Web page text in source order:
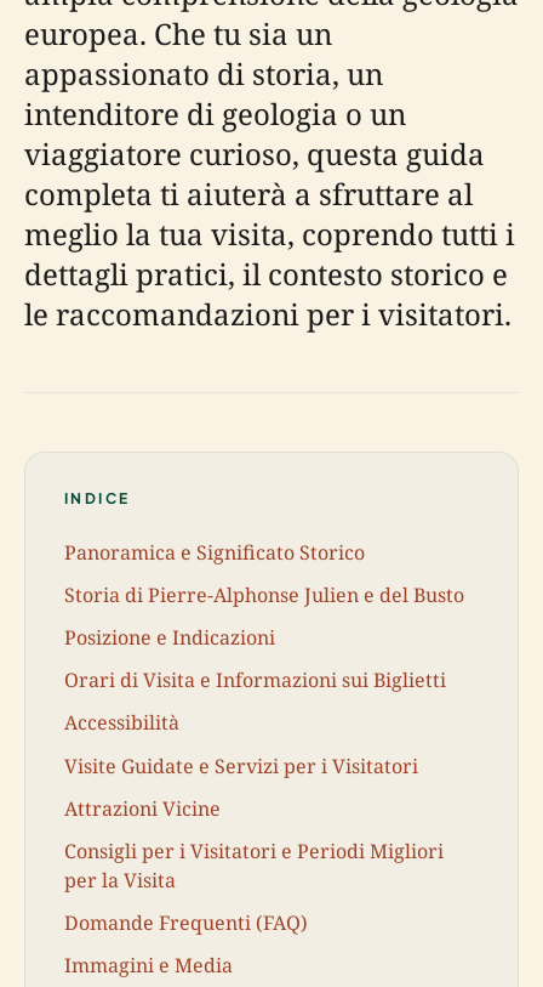
europea. Che tu sia un
appassionato di storia, un
intenditore di geologia o un
viaggiatore curioso, questa guida
completa ti aiuterà a sfruttare al
meglio la tua visita, coprendo tutti i
dettagli pratici, il contesto storico e
le raccomandazioni per i visitatori.
INDICE
Panoramica e Significato Storico
Storia di Pierre-Alphonse Julien e del Busto
Posizione e Indicazioni
Orari di Visita e Informazioni sui Biglietti
Accessibilità
Visite Guidate e Servizi per i Visitatori
Attrazioni Vicine
Consigli per i Visitatori e Periodi Migliori
per la Visita
Domande Frequenti (FAQ)
Immagini e Media